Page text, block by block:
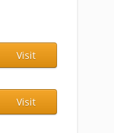
Visit
Visit